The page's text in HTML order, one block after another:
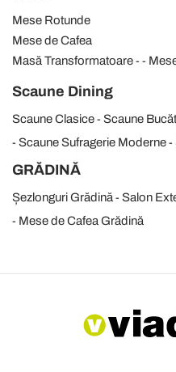
Mese Rotunde
Mese de Cafea
Masă Transformatoare
Scaune Dining
Scaune Clasice
Scaune
Scaune Sufragerie Moderne
GRĂDINĂ
Șezlonguri Grădină Salon
Mese de Cafea Grădină